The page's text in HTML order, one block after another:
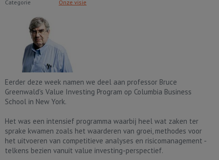
Categorie
Onze visie
Eerder deze week namen we deel aan professor Bruce
Greenwald's Value Investing Program op Columbia Business
School in New York.
Het was een intensief programma waarbij heel wat zaken ter
sprake kwamen zoals het waarderen van groei, methodes voor
het uitvoeren van competitieve analyses en risicomanagement -
telkens bezien vanuit value investing-perspectief.